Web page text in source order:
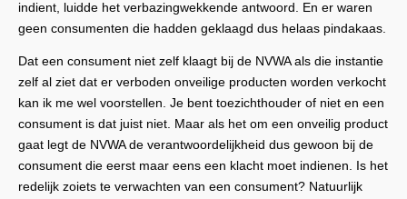
indient, luidde het verbazingwekkende antwoord. En er waren
geen consumenten die hadden geklaagd dus helaas pindakaas.
Dat een consument niet zelf klaagt bij de NVWA als die instantie
zelf al ziet dat er verboden onveilige producten worden verkocht
kan ik me wel voorstellen. Je bent toezichthouder of niet en een
consument is dat juist niet. Maar als het om een onveilig product
gaat legt de NVWA de verantwoordelijkheid dus gewoon bij de
consument die eerst maar eens een klacht moet indienen. Is het
redelijk zoiets te verwachten van een consument? Natuurlijk